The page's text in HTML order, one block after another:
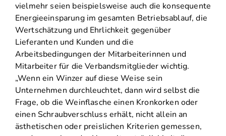
vielmehr seien beispielsweise auch die konsequente
Energieeinsparung im gesamten Betriebsablauf, die
Wertschätzung und Ehrlichkeit gegenüber
Lieferanten und Kunden und die
Arbeitsbedingungen der Mitarbeiterinnen und
Mitarbeiter für die Verbandsmitglieder wichtig.
„Wenn ein Winzer auf diese Weise sein
Unternehmen durchleuchtet, dann wird selbst die
Frage, ob die Weinflasche einen Kronkorken oder
einen Schraubverschluss erhält, nicht allein an
ästhetischen oder preislichen Kriterien gemessen,